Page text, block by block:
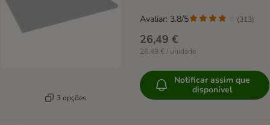
3 opções
26,49 €
26,49 € / unidade
Avaliar: 3.8/5 (313)
Notificar assim que
disponível